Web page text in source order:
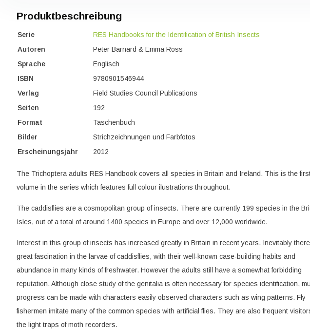
Produktbeschreibung
Serie
RES Handbooks for the Identification of British Insects
Autoren
Peter Barnard & Emma Ross
Sprache
Englisch
ISBN
9780901546944
Verlag
Field Studies Council Publications
Seiten
192
Format
Taschenbuch
Bilder
Strichzeichnungen und Farbfotos
Erscheinungsjahr
2012
The Trichoptera adults RES Handbook covers all species in Britain and Ireland. This is the
volume in the series which features full colour ilustrations throughout.
The caddisflies are a cosmopolitan group of insects. There are currently 199 species in the
Isles, out of a total of around 1400 species in Europe and over 12,000 worldwide.
Interest in this group of insects has increased greatly in Britain in recent years. Inevitably
great fascination in the larvae of caddisflies, with their well-known case-building habits and
abundance in many kinds of freshwater. However the adults still have a somewhat forbidding
reputation. Although close study of the genitalia is often necessary for species identification,
progress can be made with characters easily observed characters such as wing patterns. Fly
fishermen imitate many of the common species with artificial flies. They are also frequent
the light traps of moth recorders.